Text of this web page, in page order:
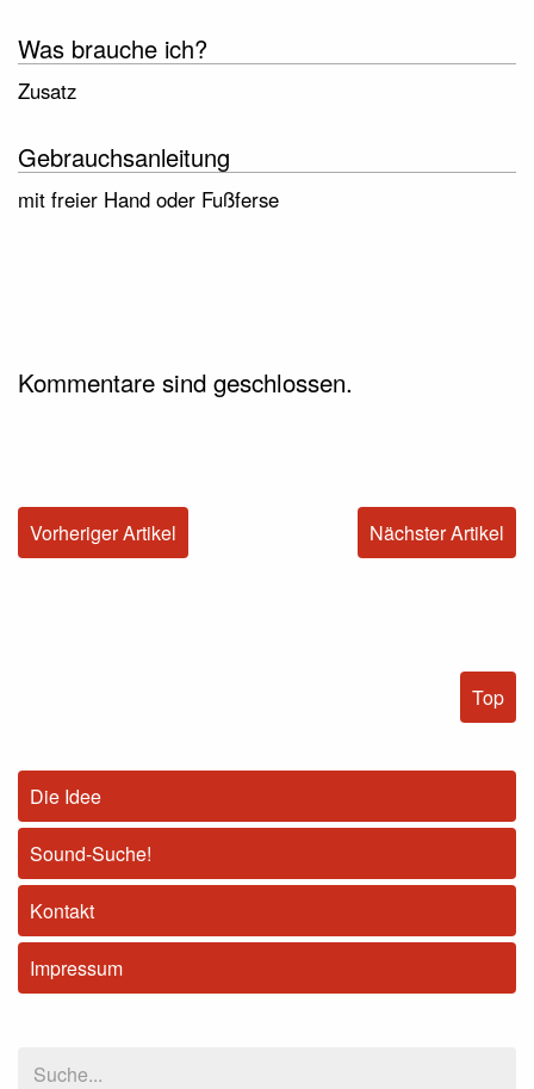
Was brauche ich?
Zusatz
Gebrauchsanleitung
mit freier Hand oder Fußferse
Kommentare sind geschlossen.
Nächster Artikel
Vorheriger Artikel
Top
Die Idee
Sound-Suche!
Kontakt
Impressum